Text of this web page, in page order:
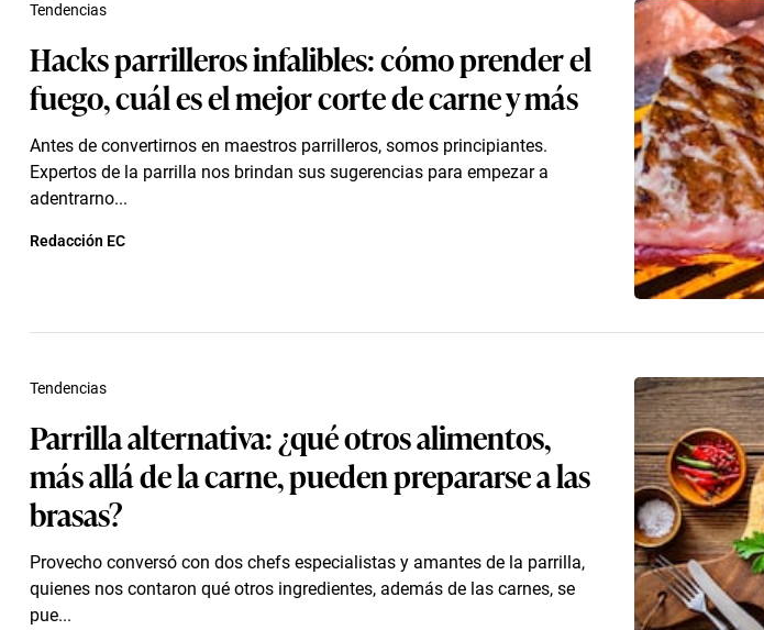
Hacks parrilleros infalibles: cómo prender el
fuego, cuál es el mejor corte de carne y más
Antes de convertirnos en maestros parrilleros, somos principiantes.
Expertos de la parrilla nos brindan sus sugerencias para empezar a
adentrarno...
Tendencias
Redacción EC
Parrilla alternativa: ¿qué otros alimentos,
más allá de la carne, pueden prepararse a las
brasas?
Provecho conversó con dos chefs especialistas y amantes de la parrilla,
quienes nos contaron qué otros ingredientes, además de las carnes, se
pue...
Tendencias